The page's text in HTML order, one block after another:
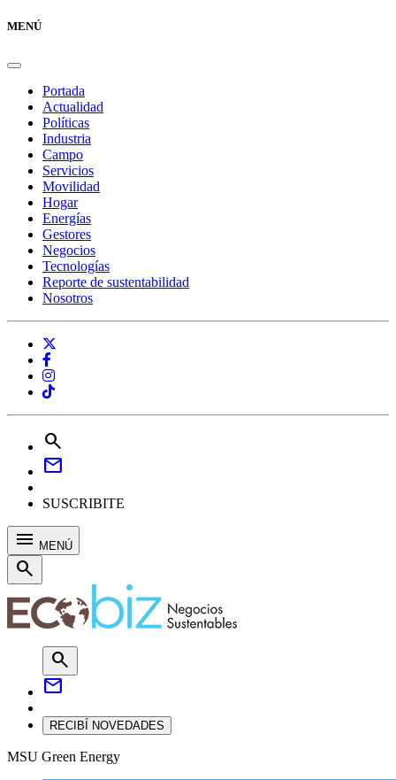
MENÚ
Portada
Actualidad
Políticas
Industria
Campo
Servicios
Movilidad
Hogar
Energías
Gestores
Negocios
Tecnologías
Reporte de sustentabilidad
Nosotros
search
mail
SUSCRIBITE
menu MENÚ
search
search
mail
RECIBÍ NOVEDADES
MSU Green Energy